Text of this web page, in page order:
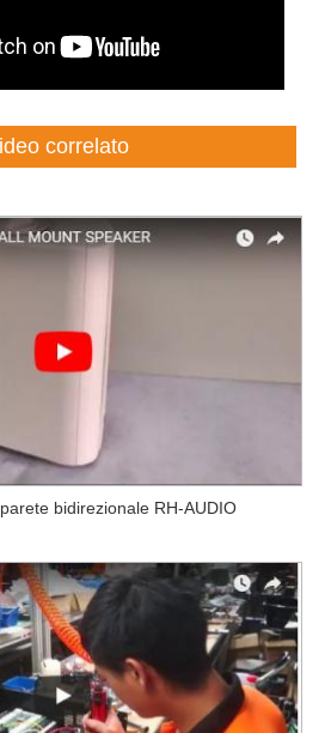
correlato
bidirezionale RH-AUDIO